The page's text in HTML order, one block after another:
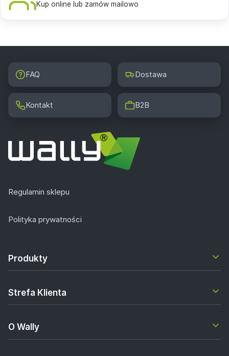
Kup online lub zamów mailowo
FAQ Dostawa
Kontakt B2B
Regulamin sklepu
Polityka prywatności
Produkty
Strefa Klienta
O Wally